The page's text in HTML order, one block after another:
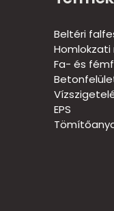
Beltéri
Homlokzati
Fa- és
EPS